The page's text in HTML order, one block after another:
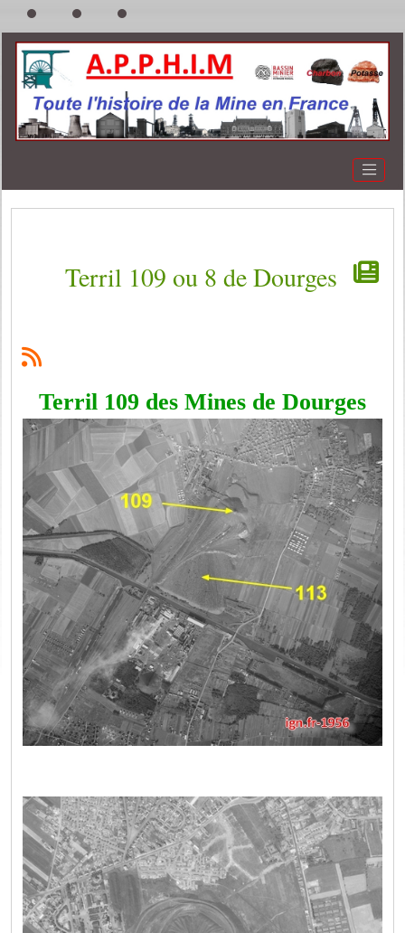
Terril 109 ou 8 de Dourges
Terril 109 des Mines de Dourges